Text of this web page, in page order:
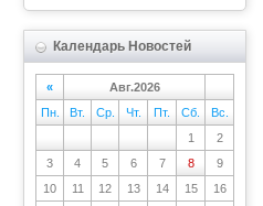
Календарь Новостей
«
Авг.2026
Пн.
Вт. Ср. Чт. Пт. Сб.
Вс.
1
2
3
4 5 6 7 8
9
10
11 12 13 14 15
16